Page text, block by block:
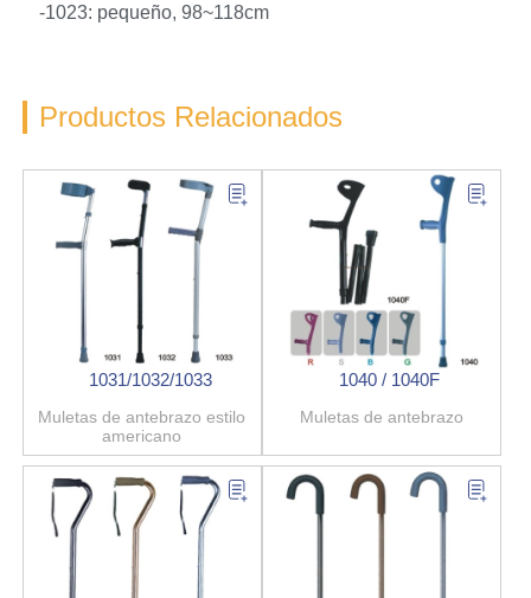
-1023: pequeño, 98~118cm
Productos Relacionados
1031/1032/1033
Muletas de antebrazo estilo
americano
1040 / 1040F
Muletas de antebrazo